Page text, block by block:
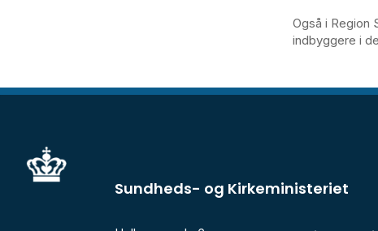
Også i Region
indbyggere i
Sundheds- og Kirkeministeriet